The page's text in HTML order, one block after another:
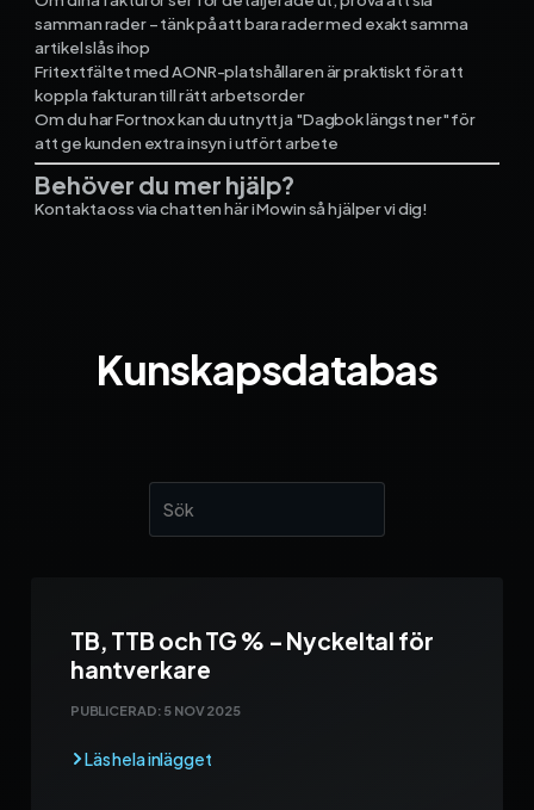
samman rader – tänk på att bara rader med exakt samma
artikel slås ihop
Fritextfältet med AONR-platshållaren är praktiskt för att
koppla fakturan till rätt arbetsorder
Om du har Fortnox kan du utnyttja "Dagbok längst ner" för
att ge kunden extra insyn i utfört arbete
Behöver du mer hjälp?
Kontakta oss via chatten här i Mowin så hjälper vi dig!
Kunskapsdatabas
TB, TTB och TG % – Nyckeltal för
hantverkare
PUBLICERAD: 5 NOV 2025